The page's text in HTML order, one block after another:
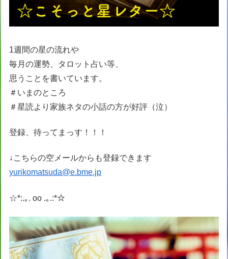
1週間の星の流れや
毎月の運勢、タロット占い等、
思うことを書いています。
＃いまのところ
＃星読より家族ネタの小話の方が好評（泣）
登録、待ってまっす！！！
↓こちらの空メールからも登録できます
yurikomatsuda@e.bme.jp
☆*:.｡. oo .｡.:*☆